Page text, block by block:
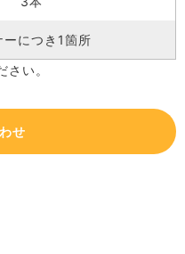
ーにつき1箇所
い。
せ